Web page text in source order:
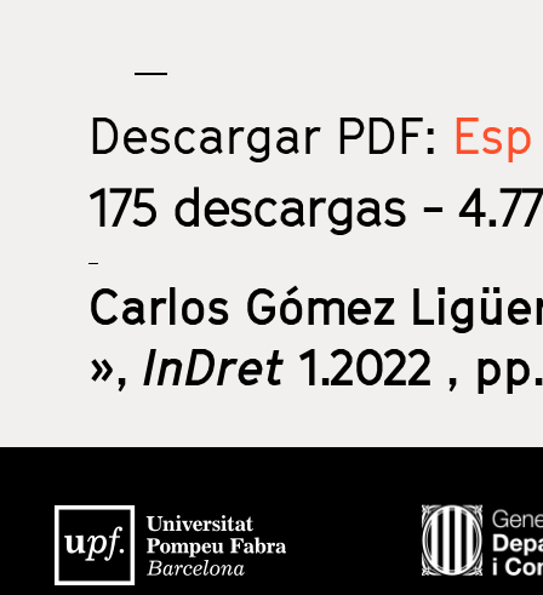
Descargar PDF:
175 descargas -
Carlos Gómez
», InDret 1.2022 ,